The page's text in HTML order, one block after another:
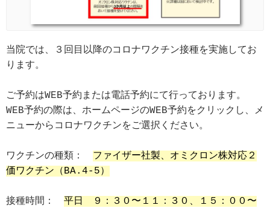
当院では、３回目以降のコロナワクチン接種を実施してお
ります。
ご予約はWEB予約または電話予約にて行っております。
WEB予約の際は、ホームページのWEB予約をクリックし、メ
ニューからコロナワクチンをご選択ください。
ワクチンの種類： ファイザー社製、オミクロン株対応２
価ワクチン（BA.4-5）
接種時間： 平日　９：３０〜１１：３０、１５：００〜